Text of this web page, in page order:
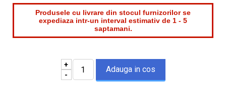
Produsele cu livrare din stocul furnizorilor se
expediaza intr-un interval estimativ de 1 - 5
saptamani.
+
-